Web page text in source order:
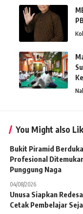
You Might also
Bukit Piramid
Profesional
Punggung Naga
04/08/2026
Unusa Siapkan
Cetak Pembelajar